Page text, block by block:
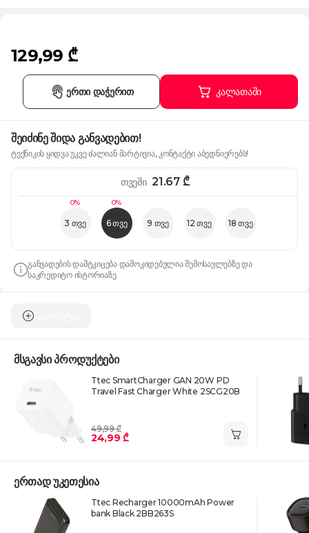
129,99 ₾
კალათაში
ერთი დაჭერით
შეიძინე შიდა განვადებით!
ტექნიკის ყიდვა უკვე ძალიან მარტივია, კონტაქტი აბედნიერებს!
0%
3 თვე
0%
6 თვე 9 თვე 12 თვე 18 თვე
თვეში 21.67 ₾
განვადების დამტკიცება დამოკიდებულია შემოსავლებზე და
საკრედიტო ისტორიაზე
მსგავსი პროდუქტები
Ttec SmartCharger GAN 20W PD
Travel Fast Charger White 2SCG20B
49,99 ₾
24,99 ₾
ერთად უკეთესია
Ttec Recharger 10000mAh Power
bank Black 2BB263S